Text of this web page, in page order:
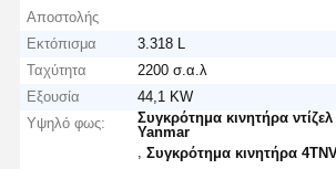
Αποστολής
Εκτόπισμα
3.318 L
Ταχύτητα
2200 σ.α.λ
Εξουσία
44,1 KW
Υψηλό φως:
Συγκρότημα κινητήρα ντίζελ
Yanmar
,Συγκρότημα κινητήρα